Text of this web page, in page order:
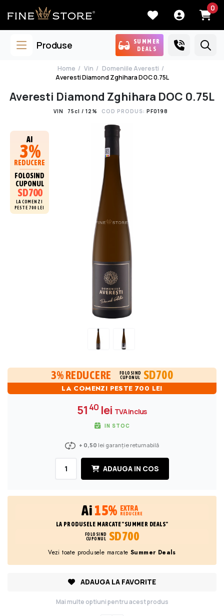
0
Produse
SUMMER
DEALS
Home Vin
Domeniile Averesti
Averesti Diamond Zghihara DOC 0.75L
Averesti Diamond Zghihara DOC 0.75L
VIN 75cl / 12% COD PRODUS: PF0198
AI
3%
REDUCERE
FOLOSIND
CUPONUL
SD700
LA COMENZI
PESTE 700 LEI
3% REDUCERE
FOLOSIND
CUPONUL
SD700
LA COMENZI PESTE 700 LEI
51 40 lei TVA inclus
IN STOC
+ 0,50 lei garanție returnabilă
ADAUGA IN COS
Ai15% EXTRA
REDUCERE
LA PRODUSELE MARCATE "SUMMER DEALS"
FOLOSIND
CUPONUL
SD700
Vezi toate produsele marcate Summer Deals
ADAUGA LA FAVORITE
Mai multe optiuni pentru acest produs